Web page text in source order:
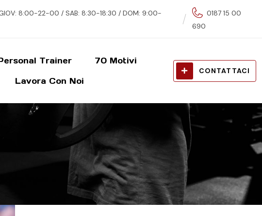
8:00-22-00 / SAB: 8:30-18:30 / DOM: 9:00-
0187 15 00
690
Trainer 70 Motivi
Lavora Con Noi
CONTATTACI